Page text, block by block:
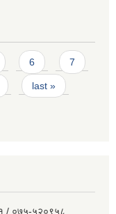
6 7
last »
/ ०७५-५२०९५८